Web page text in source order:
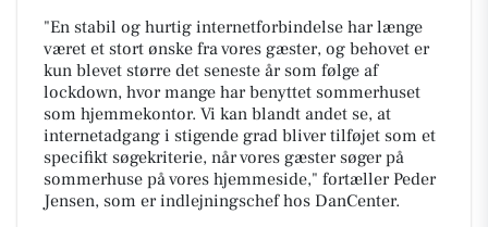
"En stabil og hurtig internetforbindelse har længe
været et stort ønske fra vores gæster, og behovet er
kun blevet større det seneste år som følge af
lockdown, hvor mange har benyttet sommerhuset
som hjemmekontor. Vi kan blandt andet se, at
internetadgang i stigende grad bliver tilføjet som et
specifikt søgekriterie, når vores gæster søger på
sommerhuse på vores hjemmeside," fortæller Peder
Jensen, som er indlejningschef hos DanCenter.